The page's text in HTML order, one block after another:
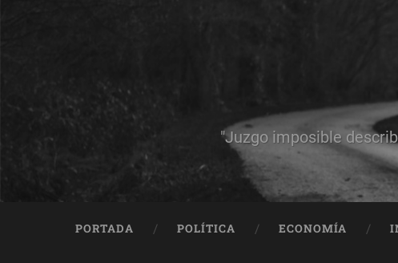
"Juzgo imposible
PORTADA POLÍTICA ECONOMÍA